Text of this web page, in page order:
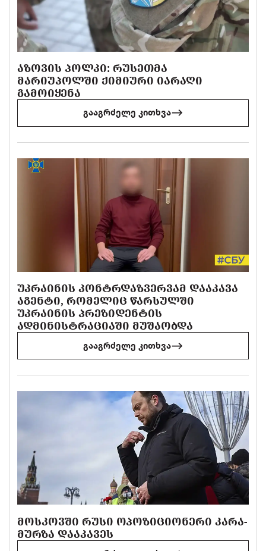
ᲐᲖᲝᲕᲘᲡ ᲞᲝᲚᲙᲘ: ᲠᲣᲡᲔᲗᲛᲐ
ᲛᲐᲠᲘᲣᲞᲝᲚᲨᲘ ᲥᲘᲛᲘᲣᲠᲘ ᲘᲐᲠᲐᲦᲘ
ᲒᲐᲛᲝᲘᲧᲔᲜᲐ
გააგრძელე კითხვა
ᲣᲙᲠᲐᲘᲜᲘᲡ ᲙᲝᲜᲢᲠᲓᲐᲖᲕᲔᲠᲕᲐᲛ ᲓᲐᲐᲙᲐᲕᲐ
ᲐᲒᲔᲜᲢᲘ, ᲠᲝᲛᲔᲚᲘᲪ ᲬᲐᲠᲡᲣᲚᲨᲘ
ᲣᲙᲠᲐᲘᲜᲘᲡ ᲞᲠᲔᲖᲘᲓᲔᲜᲢᲘᲡ
ᲐᲓᲛᲘᲜᲘᲡᲢᲠᲐᲪᲘᲐᲨᲘ ᲛᲣᲨᲐᲝᲑᲓᲐ
გააგრძელე კითხვა
ᲛᲝᲡᲙᲝᲕᲨᲘ ᲠᲣᲡᲘ ᲝᲞᲝᲖᲘᲪᲘᲝᲜᲔᲠᲘ ᲙᲐᲠᲐ-
ᲛᲣᲠᲖᲐ ᲓᲐᲐᲙᲐᲕᲔᲡ